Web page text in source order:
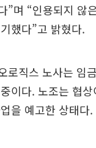
”며 “인용되지 않
했다”고 밝혔다.
로직스 노사는 임
이다. 노조는 협
을 예고한 상태다.